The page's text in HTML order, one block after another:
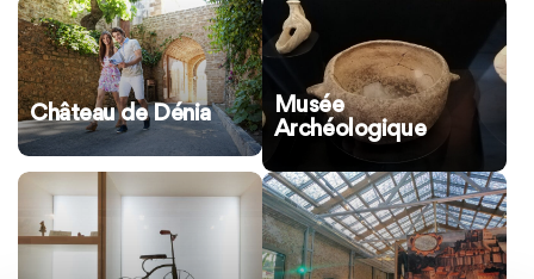
Château de Dénia
Musée
Archéologique